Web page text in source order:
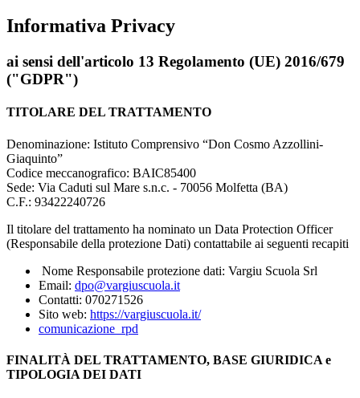
Informativa Privacy
ai sensi dell'articolo 13 Regolamento (UE) 2016/679
("GDPR")
TITOLARE DEL TRATTAMENTO
Denominazione: Istituto Comprensivo “Don Cosmo Azzollini-
Giaquinto”
Codice meccanografico: BAIC85400
Sede: Via Caduti sul Mare s.n.c. - 70056 Molfetta (BA)
C.F.: 93422240726
Il titolare del trattamento ha nominato un Data Protection Officer
(Responsabile della protezione Dati) contattabile ai seguenti recapiti
Nome Responsabile protezione dati: Vargiu Scuola Srl
Email: dpo@vargiuscuola.it
Contatti: 070271526
Sito web: https://vargiuscuola.it/
comunicazione_rpd
FINALITÀ DEL TRATTAMENTO, BASE GIURIDICA e
TIPOLOGIA DEI DATI